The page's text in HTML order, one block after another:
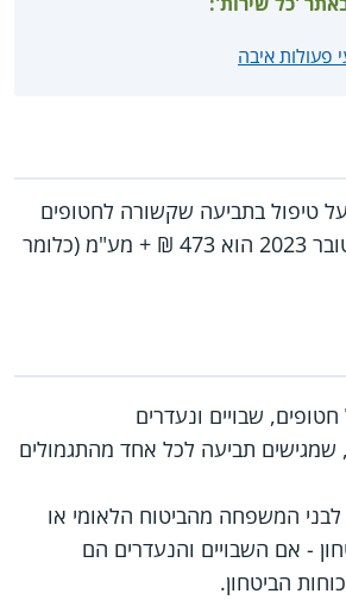
פעולות איבה
טיפול בתביעה שקשורה לחטופים
ולנעדרים מ-7 באוקטובר 2023 הוא 473 ₪ + מע"מ (כלומר
שבויים ונעדרים
מ-07.10.2023, שמגישים תביעה לכל אחד מהתגמולים
לבני המשפחה מהביטוח הלאומי או
- אם השבויים והנעדרים הם
הביטחון.